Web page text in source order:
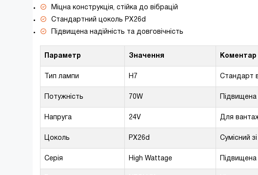
Міцна конструкція, стійка до вібрацій
Стандартний цоколь PX26d
Підвищена надійність та довговічність
Параметр Значення Коментар
Тип лампи H7 Стандарт
Потужність 70W
Напруга 24V Для
Цоколь PX26d Сумісний
Серія High Wattage